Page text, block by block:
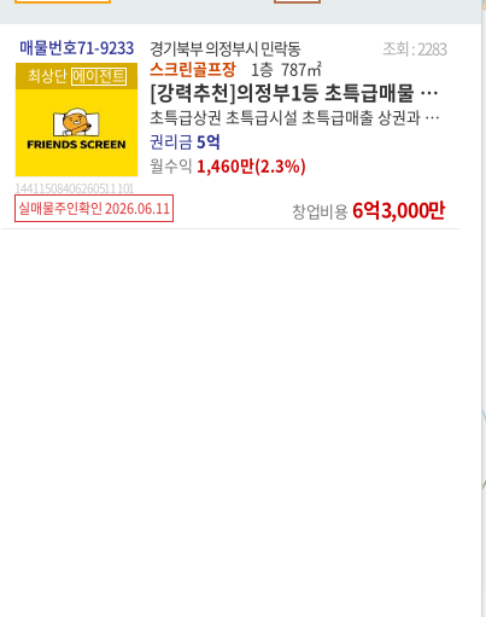
매물번호71-9233
최상단 에이전트
14 41150 8406 260511 101
경기북부 의정부시 민락동
조회 : 2283
스크린골프장
1층 787㎡
[강력추천]의정부1등 초특급매물 프렌즈스크린
초특급상권 초특급시설 초특급매출 상권과 매장보시고 결정하세요
권리금5억
월수익 1,460만(2.3%)
실매물주인확인 2026.06.11 창업비용 6억3,000만